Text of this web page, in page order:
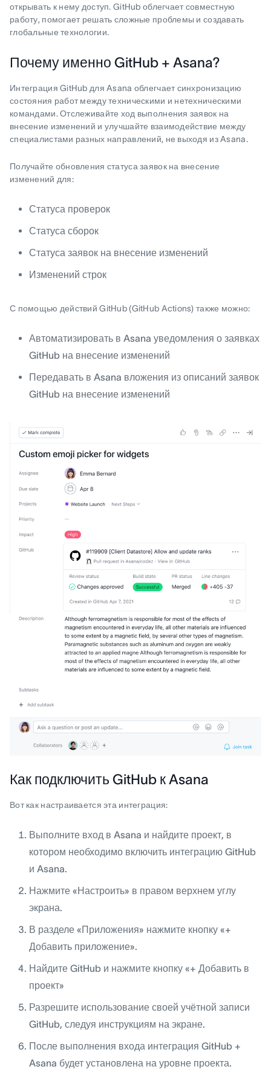
открывать к нему доступ. GitHub облегчает совместную
работу, помогает решать сложные проблемы и создавать
глобальные технологии.
Почему именно GitHub + Asana?
Интеграция GitHub для Asana облегчает синхронизацию
состояния работ между техническими и нетехническими
командами. Отслеживайте ход выполнения заявок на
внесение изменений и улучшайте взаимодействие между
специалистами разных направлений, не выходя из Asana.
Получайте обновления статуса заявок на внесение
изменений для:
Статуса проверок
Статуса сборок
Статуса заявок на внесение изменений
Изменений строк
С помощью действий GitHub (GitHub Actions) также можно:
Автоматизировать в Asana уведомления о заявках
GitHub на внесение изменений
Передавать в Asana вложения из описаний заявок
GitHub на внесение изменений
Как подключить GitHub к Asana
Вот как настраивается эта интеграция:
Выполните вход в Asana и найдите проект, в
котором необходимо включить интеграцию GitHub
и Asana.
Нажмите «Настроить» в правом верхнем углу
экрана.
В разделе «Приложения» нажмите кнопку «+
Добавить приложение».
Найдите GitHub и нажмите кнопку «+ Добавить в
проект»
Разрешите использование своей учётной записи
GitHub, следуя инструкциям на экране.
После выполнения входа интеграция GitHub +
Asana будет установлена на уровне проекта.